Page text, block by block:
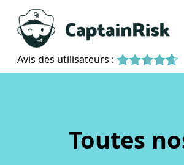
Avis des utilisateurs :
Toutes